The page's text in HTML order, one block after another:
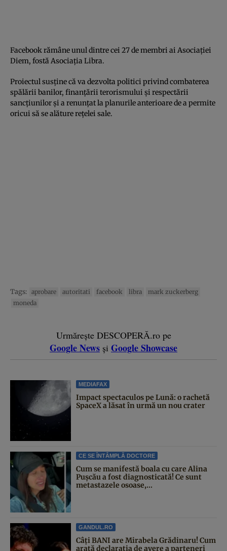
Facebook rămâne unul dintre cei 27 de membri ai Asociației
Diem, fostă Asociația Libra.
Proiectul susține că va dezvolta politici privind combaterea
spălării banilor, finanțării terorismului și respectării
sancțiunilor și a renunțat la planurile anterioare de a permite
oricui să se alăture rețelei sale.
Tags: aprobare autoritati facebook libra
mark zuckerberg
moneda
Urmărește DESCOPERĂ.ro pe
Google News și Google Showcase
MEDIAFAX
Impact spectaculos pe Lună: o rachetă
SpaceX a lăsat în urmă un nou crater
CE SE ÎNTÂMPLĂ DOCTORE
Cum se manifestă boala cu care Alina
Pușcău a fost diagnosticată! Ce sunt
metastazele osoase,...
GANDUL.RO
Câți BANI are Mirabela Grădinaru! Cum
arată declarația de avere a parteneri